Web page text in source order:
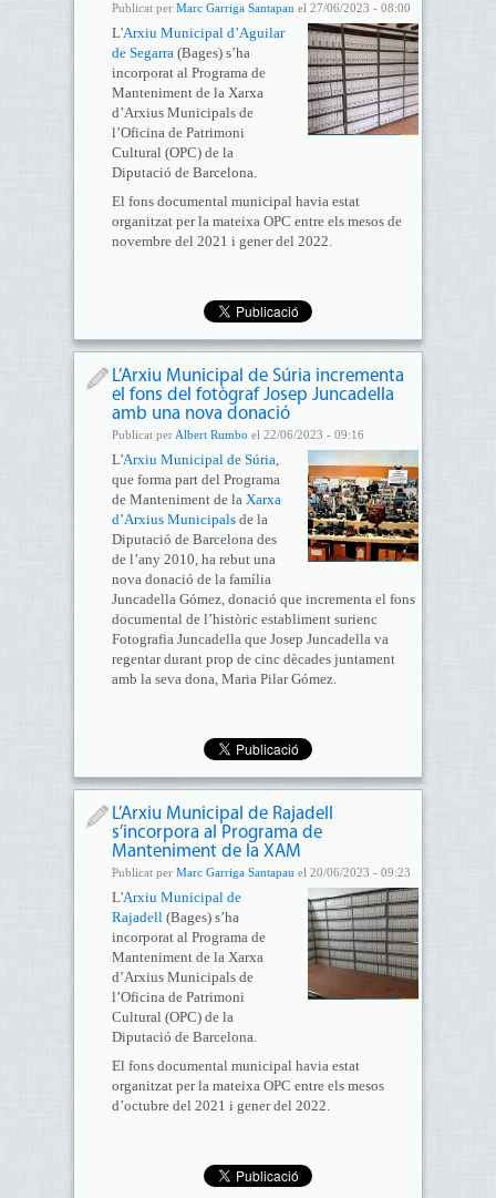
Publicat per Marc Garriga Santapau el 27/06/2023 - 08:00
L'Arxiu Municipal d’Aguilar
de Segarra(Bages) s’ha
incorporat al Programa de
Manteniment de la Xarxa
d’Arxius Municipals de
l’Oficina de Patrimoni
Cultural (OPC) de la
Diputació de Barcelona.
El fons documental municipal havia estat
organitzat per la mateixa OPC entre els mesos de
novembre del 2021 i gener del 2022.
L’Arxiu Municipal de Súria incrementa
el fons del fotògraf Josep Juncadella
amb una nova donació
Publicat per Albert Rumbo el 22/06/2023 - 09:16
L'Arxiu Municipal de Súria,
que forma part del Programa
de Manteniment de la Xarxa
d’Arxius Municipalsde la
Diputació de Barcelona des
de l’any 2010, ha rebut una
nova donació de la família
Juncadella Gómez, donació que incrementa el fons
documental de l’històric establiment surienc
Fotografia Juncadella que Josep Juncadella va
regentar durant prop de cinc dècades juntament
amb la seva dona, Maria Pilar Gómez.
L’Arxiu Municipal de Rajadell
s’incorpora al Programa de
Manteniment de la XAM
Publicat per Marc Garriga Santapau el 20/06/2023 - 09:23
L'Arxiu Municipal de
Rajadell(Bages) s’ha
incorporat al Programa de
Manteniment de la Xarxa
d’Arxius Municipals de
l’Oficina de Patrimoni
Cultural (OPC) de la
Diputació de Barcelona.
El fons documental municipal havia estat
organitzat per la mateixa OPC entre els mesos
d’octubre del 2021 i gener del 2022.